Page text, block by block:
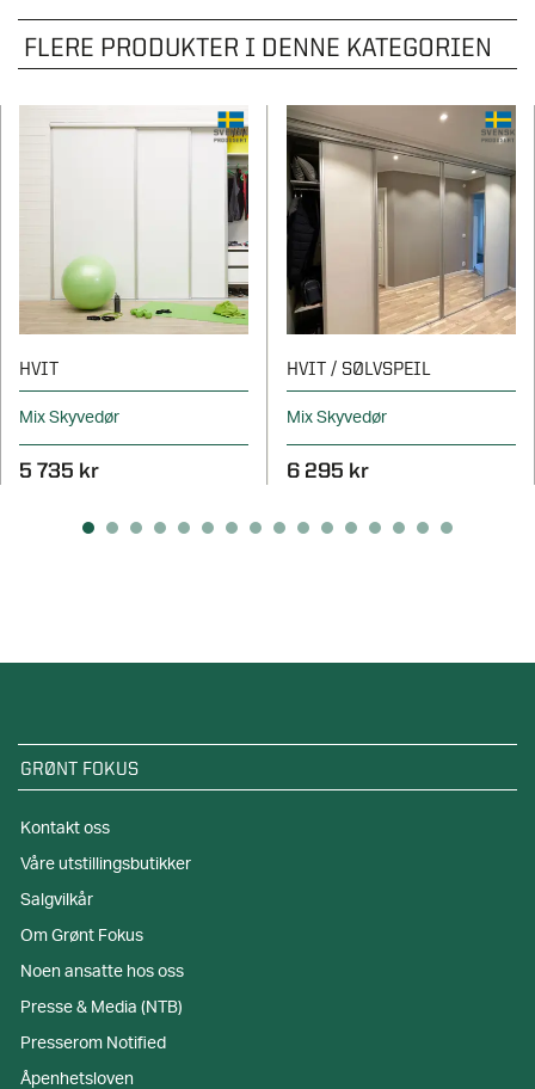
FLERE PRODUKTER I DENNE KATEGORIEN
HVIT
Mix Skyvedør
5 735 kr
HVIT / SØLVSPEIL
Mix Skyvedør
6 295 kr
GRØNT FOKUS
Kontakt oss
Våre utstillingsbutikker
Salgvilkår
Om Grønt Fokus
Noen ansatte hos oss
Presse & Media (NTB)
Presserom Notified
Åpenhetsloven